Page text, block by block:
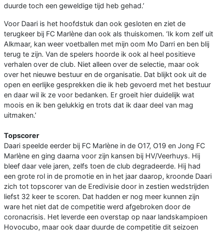
duurde toch een geweldige tijd heb gehad.’
Voor Daari is het hoofdstuk dan ook gesloten en ziet de
terugkeer bij FC Marlène dan ook als thuiskomen. ‘Ik kom zelf uit
Alkmaar, kan weer voetballen met mijn oom Mo Darri en ben blij
terug te zijn. Van de spelers hoorde ik ook al heel positieve
verhalen over de club. Niet alleen over de selectie, maar ook
over het nieuwe bestuur en de organisatie. Dat blijkt ook uit de
open en eerlijke gesprekken die ik heb gevoerd met het bestuur
en daar wil ik ze voor bedanken. Er groeit hier duidelijk wat
moois en ik ben gelukkig en trots dat ik daar deel van mag
uitmaken.’
Topscorer
Daari speelde eerder bij FC Marlène in de O17, O19 en Jong FC
Marlène en ging daarna voor zijn kansen bij HV/Veerhuys. Hij
bleef daar vele jaren, zelfs toen de club degradeerde. Hij had
een grote rol in de promotie en in het jaar daarop, kroonde Daari
zich tot topscorer van de Eredivisie door in zestien wedstrijden
liefst 32 keer te scoren. Dat hadden er nog meer kunnen zijn
ware het niet dat de competitie werd afgebroken door de
coronacrisis. Het leverde een overstap op naar landskampioen
Hovocubo, maar ook daar duurde de competitie dit seizoen